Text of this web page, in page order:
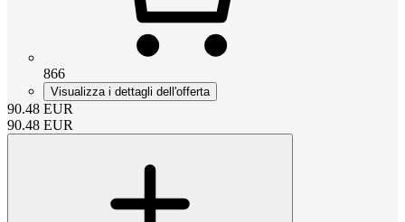
866
Visualizza i dettagli dell'offerta
90.48 EUR
90.48 EUR